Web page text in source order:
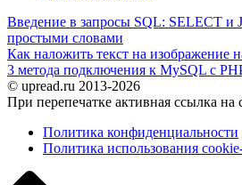
Введение в запросы SQL: SELECT и
простыми словами
Как наложить текст на изображение
3 метода подключения к MySQL с
© upread.ru 2013-2026
При перепечатке активная ссылка на
Политика конфиденциальности
Политика использования